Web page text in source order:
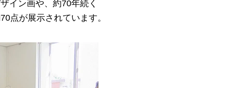
イン画や、約70年続く
点が展示されています。